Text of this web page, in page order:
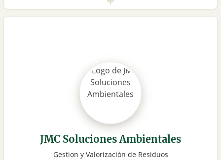
JMC Soluciones Ambientales
Gestion y Valorización de Residuos